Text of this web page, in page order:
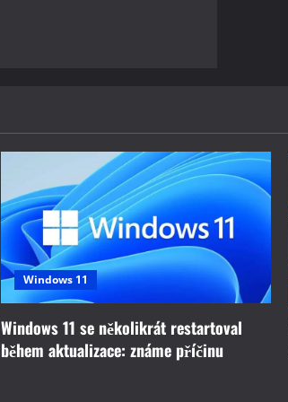
Windows 11
Windows 11 se několikrát restartoval
během aktualizace: známe příčinu